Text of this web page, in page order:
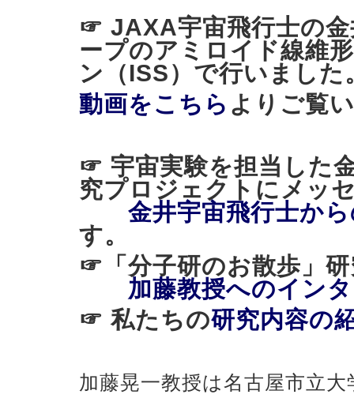
☞ JAXA宇宙飛行士の金
ープのアミロイド線維
ン（ISS）で行いました
動画をこちら よりご覧
☞ 宇宙実験を担当した
究プロジェクトにメッ
金井宇宙飛行士か
す。
☞「分子研のお散歩
加藤教授へのイン
☞ 私たちの研究内容の
加藤晃一教授は名古屋市立